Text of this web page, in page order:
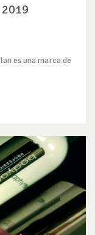
es una marca de